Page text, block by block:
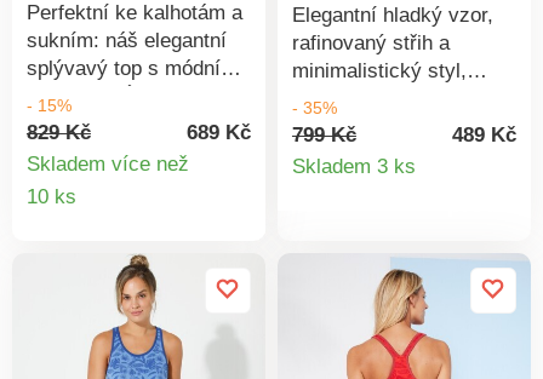
Perfektní ke kalhotám a
sukním: náš elegantní
splývavý top s módním
potiskem. Úžasně lehký,
ženský a slušivý.
- 15%
829 Kč
689 Kč
Skladem více než
10 ks
Elegantní hladký vzor,
rafinovaný střih a
minimalistický styl,
věnujte pozornost
módnímu topu. Výstřih
do V. Bez rukávů.
- 35%
799 Kč
489 Kč
Skladem 3 ks